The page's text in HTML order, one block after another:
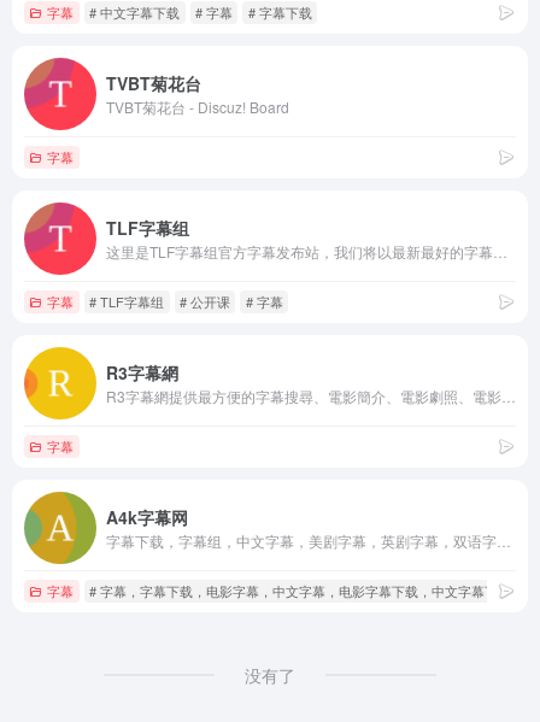
字幕 # 中文字幕下载 # 字幕 # 字幕下载
TVBT菊花台
TVBT菊花台 - Discuz! Board
字幕
TLF字幕组
字幕 # TLF字幕组 # 公开课 # 字幕
R3字幕網
字幕
A4k字幕网
字幕 # 字幕，字幕下载，电影字幕，中文字幕，电影字幕下载，中文字幕下载，
没有了